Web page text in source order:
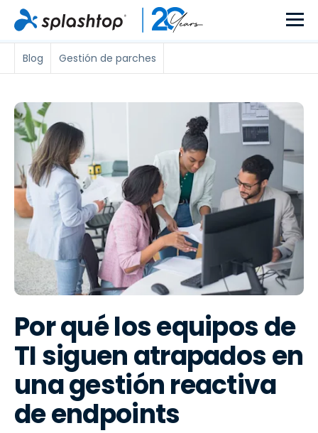
Blog Gestión de parches
Por qué los equipos de
TI siguen atrapados en
una gestión reactiva
de endpoints